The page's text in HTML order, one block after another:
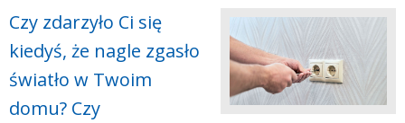
Czy zdarzyło Ci się
kiedyś, że nagle zgasło
światło w Twoim
domu? Czy